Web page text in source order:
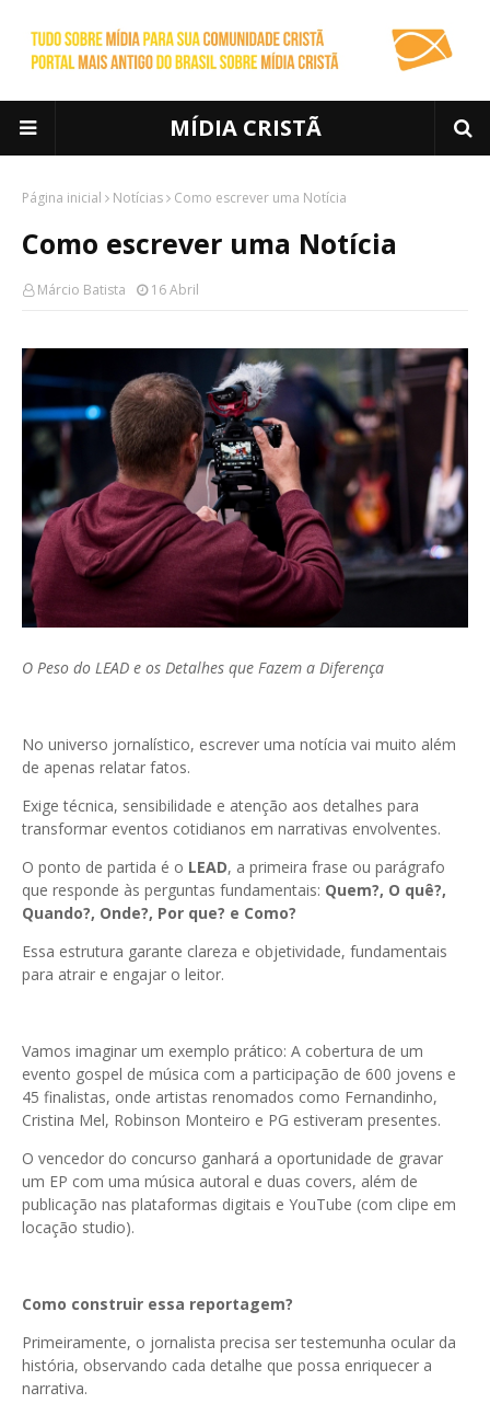
MÍDIA CRISTÃ
Página inicial Notícias Como escrever uma Notícia
Como escrever uma Notícia
Márcio Batista 16 Abril
O Peso do LEAD e os Detalhes que Fazem a Diferença
No universo jornalístico, escrever uma notícia vai muito além
de apenas relatar fatos.
Exige técnica, sensibilidade e atenção aos detalhes para
transformar eventos cotidianos em narrativas envolventes.
O ponto de partida é o LEAD, a primeira frase ou parágrafo
que responde às perguntas fundamentais: Quem?, O quê?,
Quando?, Onde?, Por que? e Como?
Essa estrutura garante clareza e objetividade, fundamentais
para atrair e engajar o leitor.
Vamos imaginar um exemplo prático: A cobertura de um
evento gospel de música com a participação de 600 jovens e
45 finalistas, onde artistas renomados como Fernandinho,
Cristina Mel, Robinson Monteiro e PG estiveram presentes.
O vencedor do concurso ganhará a oportunidade de gravar
um EP com uma música autoral e duas covers, além de
publicação nas plataformas digitais e YouTube (com clipe em
locação studio).
Como construir essa reportagem?
Primeiramente, o jornalista precisa ser testemunha ocular da
história, observando cada detalhe que possa enriquecer a
narrativa.